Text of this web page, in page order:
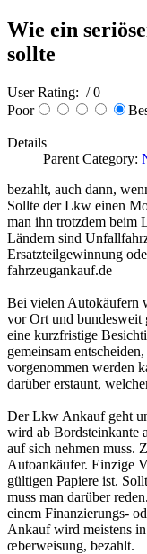
Wie ein
sollte
User Rating: / 0
Poor
Details
Parent Category:
bezahlt, auch dann,
Sollte der Lkw einen
man ihn trotzdem beim
Ländern sind
Ersatzteilgewinnung
fahrzeugankauf.de
Bei vielen Autokäufern
vor Ort und bundesweit
eine kurzfristige
gemeinsam
vorgenommen werden
darüber erstaunt,
Der Lkw Ankauf geht
wird ab Bordsteinkante
auf sich nehmen muss.
Autoankäufer. Einzige
gültigen Papiere ist.
muss man darüber
einem Finanzierungs-
Ankauf wird meistens
œberweisung, bezahlt.